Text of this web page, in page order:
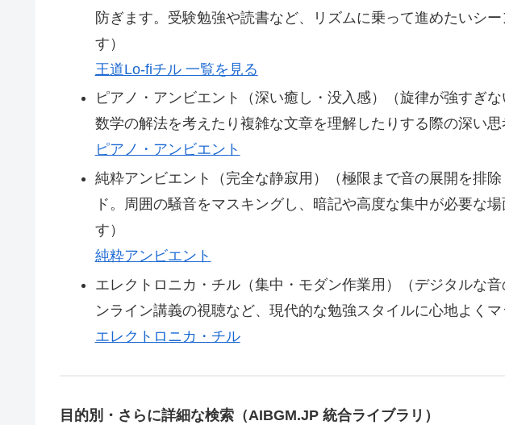
防ぎます。受験勉強や読書など、リズムに乗って進めたいシ
す）
王道Lo-fiチル 一覧を見る
ピアノ・アンビエント（深い癒し・没入感）（旋律が強すぎな
数学の解法を考えたり複雑な文章を理解したりする際の深い思
ピアノ・アンビエント
純粋アンビエント（完全な静寂用）（極限まで音の展開を排
ド。周囲の騒音をマスキングし、暗記や高度な集中が必要な
す）
純粋アンビエント
エレクトロニカ・チル（集中・モダン作業用）（デジタルな
ンライン講義の視聴など、現代的な勉強スタイルに心地よくマ
エレクトロニカ・チル
目的別・さらに詳細な検索（AIBGM.JP 統合ライブラリ）